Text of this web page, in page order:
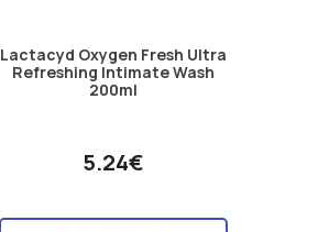
Lactacyd Oxygen Fresh Ultra
Refreshing Intimate Wash
200ml
5.24€